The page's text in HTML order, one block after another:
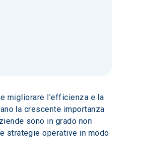
migliorare l'efficienza e la
la crescente importanza
sono in grado non
strategie operative in modo